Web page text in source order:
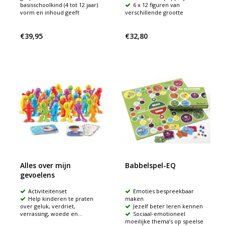
basisschoolkind (4 tot 12 jaar)
vorm en inhoud geeft
€39,95
6 x 12 figuren van
verschillende grootte
€32,80
Alles over mijn
gevoelens
Activiteitenset
Help kinderen te praten
over geluk, verdriet,
verrassing, woede en...
Babbelspel-EQ
Emoties bespreekbaar
maken
Jezelf beter leren kennen
Sociaal-emotioneel
moeilijke thema‘s op speelse